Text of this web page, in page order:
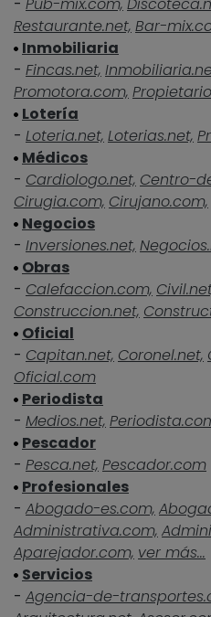
Restaurante.net, Bar-
Inmobiliaria
- Fincas.net,
Promotora.com,
Lotería
- Loteria.net, Loterias.net,
Médicos
- Cardiologo.net, Centro-
Cirugia.com, Cirujano.com,
Negocios
- Inversiones.net,
Obras
- Calefaccion.com,
Construccion.net,
Oficial
- Capitan.net, Coronel.net,
Oficial.com
Periodista
- Medios.net,
Pescador
- Pesca.net, Pescador.com
Profesionales
- Abogado-es.com,
Administrativa.com,
Aparejador.com, ver más...
Servicios
- Agencia-de-